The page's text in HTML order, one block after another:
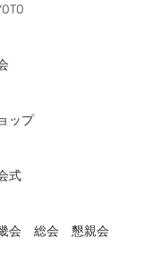
ップ
式
会 総会 懇親会